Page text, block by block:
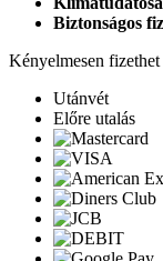
Biztonságos
Kényelmesen fizethet
Utánvét
Előre utalás